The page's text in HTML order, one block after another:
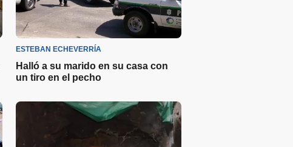
ESTEBAN ECHEVERRÍA
Halló a su marido en su casa con
un tiro en el pecho